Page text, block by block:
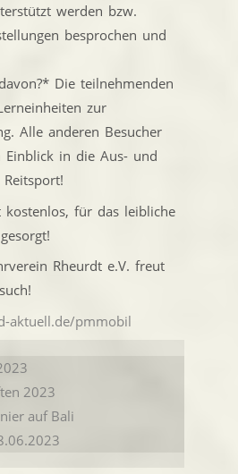
werden bzw.
besprochen und
Die teilnehmenden
zur
Alle anderen Besucher
Einblick in die Aus- und
kostenlos, für das leibliche
Rheurdt e.V. freut
aktuell.de/pmmobil
2023
auf Bali